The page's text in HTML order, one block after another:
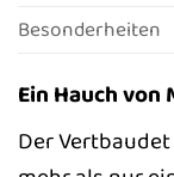
Besonderheiten
Ein Hauch von
Der